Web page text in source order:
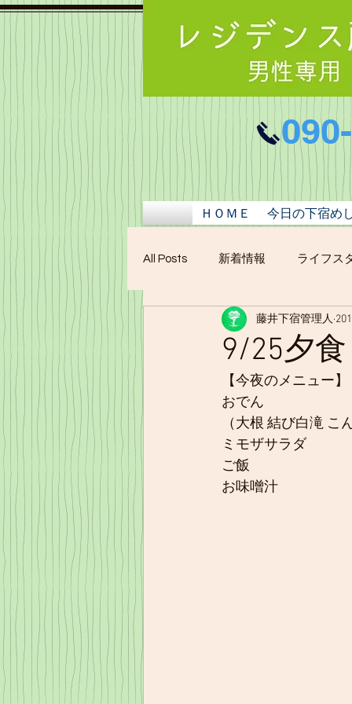
ＨＯＭＥ 今日の下宿め
All Posts 新着情報 ライフス
9/25夕食
藤井下宿管理人
【今夜のメニュー】
おでん
（大根 結び白滝
ミモザサラダ
ご飯
お味噌汁